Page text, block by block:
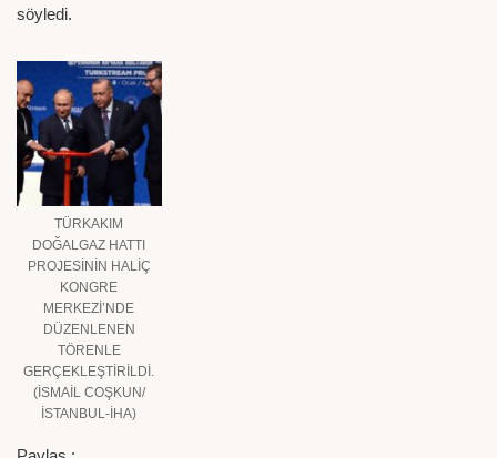
söyledi.
TÜRKAKIM
DOĞALGAZ HATTI
PROJESİNİN HALİÇ
KONGRE
MERKEZİ’NDE
DÜZENLENEN
TÖRENLE
GERÇEKLEŞTİRİLDİ.
(İSMAİL COŞKUN/
İSTANBUL-İHA)